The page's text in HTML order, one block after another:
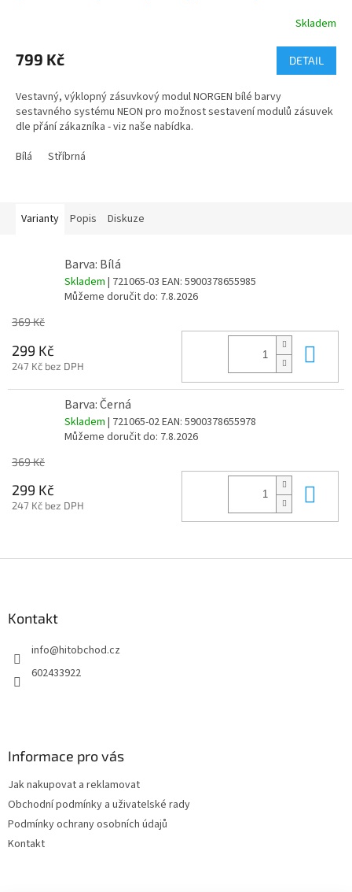
Skladem
799 Kč DETAIL
Vestavný, výklopný zásuvkový modul NORGEN bílé barvy
sestavného systému NEON pro možnost sestavení modulů zásuvek
dle přání zákazníka - viz naše nabídka.
Bílá
Stříbrná
Varianty Popis Diskuze
Barva: Bílá
Skladem | 721065-03 EAN: 5900378655985
Můžeme doručit do: 7.8.2026
369 Kč
299 Kč
247 Kč bez DPH
Barva: Černá
Skladem | 721065-02EAN: 5900378655978
Můžeme doručit do: 7.8.2026
369 Kč
299 Kč
247 Kč bez DPH
Kontakt
info@hitobchod.cz
602433922
Informace pro vás
Jak nakupovat a reklamovat
Obchodní podmínky a uživatelské rady
Podmínky ochrany osobních údajů
Kontakt